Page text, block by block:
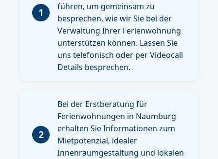
1
führen, um gemeinsam zu
besprechen, wie wir Sie bei der
Verwaltung Ihrer Ferienwohnung
unterstützen können. Lassen Sie
uns telefonisch oder per Videocall
Details besprechen.
2
Bei der Erstberatung für
Ferienwohnungen in Naumburg
erhalten Sie Informationen zum
Mietpotenzial, idealer
Innenraumgestaltung und lokalen